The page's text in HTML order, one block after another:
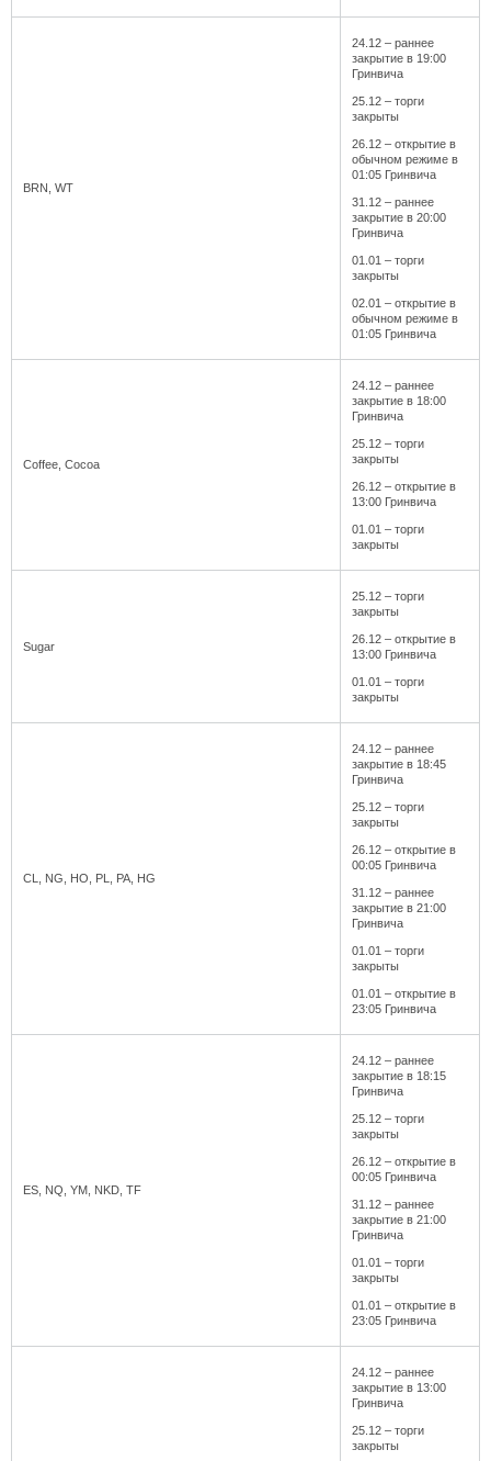
BRN, WT
24.12 – раннее
закрытие в 19:00
Гринвича
25.12 – торги
закрыты
26.12 – открытие в
обычном режиме в
01:05 Гринвича
31.12 – раннее
закрытие в 20:00
Гринвича
01.01 – торги
закрыты
02.01 – открытие в
обычном режиме в
01:05 Гринвича
Coffee, Cocoa
24.12 – раннее
закрытие в 18:00
Гринвича
25.12 – торги
закрыты
26.12 – открытие в
13:00 Гринвича
01.01 – торги
закрыты
Sugar
25.12 – торги
закрыты
26.12 – открытие в
13:00 Гринвича
01.01 – торги
закрыты
CL, NG, HO, PL, PA, HG
24.12 – раннее
закрытие в 18:45
Гринвича
25.12 – торги
закрыты
26.12 – открытие в
00:05 Гринвича
31.12 – раннее
закрытие в 21:00
Гринвича
01.01 – торги
закрыты
01.01 – открытие в
23:05 Гринвича
ES, NQ, YM, NKD, TF
24.12 – раннее
закрытие в 18:15
Гринвича
25.12 – торги
закрыты
26.12 – открытие в
00:05 Гринвича
31.12 – раннее
закрытие в 21:00
Гринвича
01.01 – торги
закрыты
01.01 – открытие в
23:05 Гринвича
24.12 – раннее
закрытие в 13:00
Гринвича
25.12 – торги
закрыты